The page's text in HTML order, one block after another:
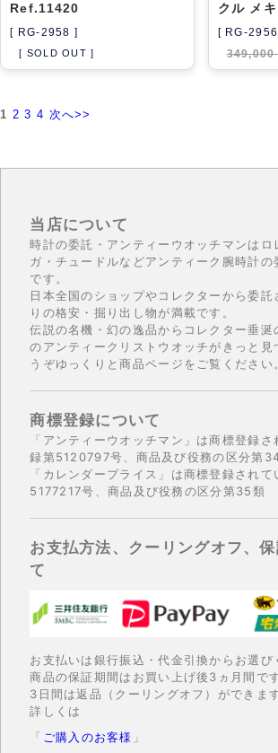
Ref.11420
[ RG-2958 ]
[ SOLD OUT ]
クル メキ
[ RG-
1 2 3 4 次へ>>
当店について
時計の委託・アンティーウオッチマンはロ
ガ・チュードルなどアンティーク腕時計の
です。
日本全国のショップやコレクターから委託
りの格安・掘り出し物が満載です。
伝説の名機・幻の逸品からコレクター垂涎
のアンティークリストウオッチがきっと見
うぞゆっくりと商品ページをご覧ください
商標登録について
「アンティーウオッチマン」は商標登録さ
録第5120797号、商品及び役務の区分第
「カレンダープライス」は商標登録されて
5177217号、商品及び役務の区分第35類
お支払方法、クーリングオフ、
て
お支払いは銀行振込・代金引換からお選び
商品の保証期間はお買い上げ後3ヵ月間で
3日間は返品（クーリングオフ）ができます
詳しくは
「 ご購入のお客様 」